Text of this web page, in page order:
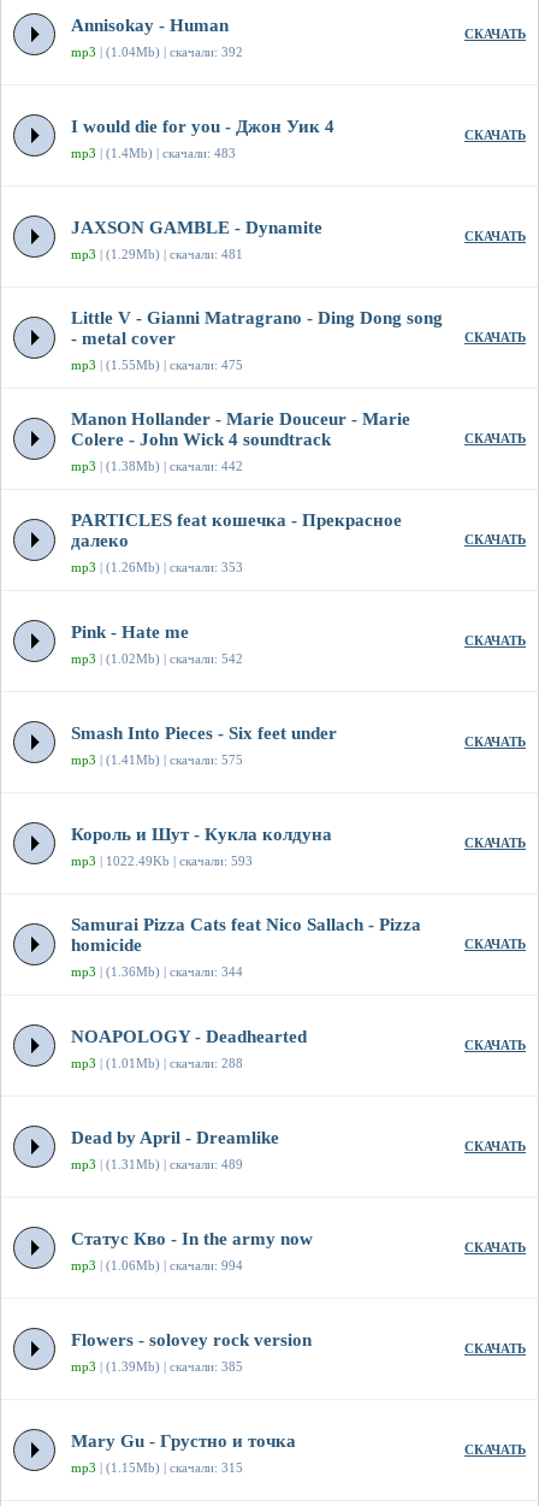
Annisokay - Human
mp3 | (1.04Mb) | скачали: 392
СКАЧАТЬ
I would die for you - Джон Уик 4
mp3 | (1.4Mb) | скачали: 483
СКАЧАТЬ
JAXSON GAMBLE - Dynamite
mp3 | (1.29Mb) | скачали: 481
СКАЧАТЬ
Little V - Gianni Matragrano - Ding Dong song
- metal cover
mp3 | (1.55Mb) | скачали: 475
СКАЧАТЬ
Manon Hollander - Marie Douceur - Marie
Colere - John Wick 4 soundtrack
mp3 | (1.38Mb) | скачали: 442
СКАЧАТЬ
PARTICLES feat кошечка - Прекрасное
далеко
mp3 | (1.26Mb) | скачали: 353
СКАЧАТЬ
Pink - Hate me
mp3 | (1.02Mb) | скачали: 542
СКАЧАТЬ
Smash Into Pieces - Six feet under
mp3 | (1.41Mb) | скачали: 575
СКАЧАТЬ
Король и Шут - Кукла колдуна
mp3 | 1022.49Kb | скачали: 593
СКАЧАТЬ
Samurai Pizza Cats feat Nico Sallach - Pizza
homicide
mp3 | (1.36Mb) | скачали: 344
СКАЧАТЬ
NOAPOLOGY - Deadhearted
mp3 | (1.01Mb) | скачали: 288
СКАЧАТЬ
Dead by April - Dreamlike
mp3 | (1.31Mb) | скачали: 489
СКАЧАТЬ
Статус Кво - In the army now
mp3 | (1.06Mb) | скачали: 994
СКАЧАТЬ
Flowers - solovey rock version
mp3 | (1.39Mb) | скачали: 385
СКАЧАТЬ
Mary Gu - Грустно и точка
mp3 | (1.15Mb) | скачали: 315
СКАЧАТЬ